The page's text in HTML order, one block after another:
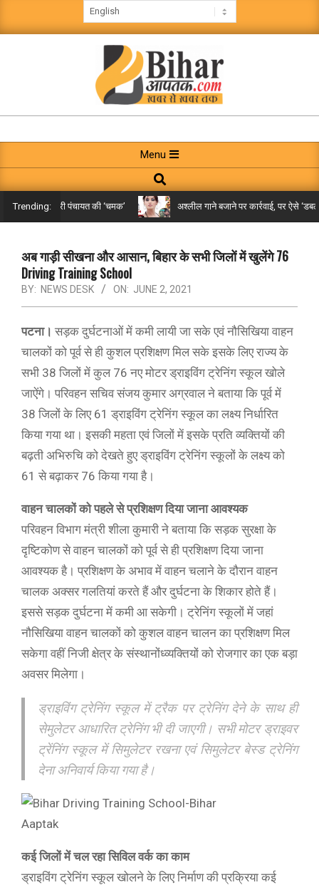
to
BIHAR
AAPTAK
Navigation
Menu
Menu
Search
Trending:
पहुंची गरारी पंचायत की ‘चमक’ अश्लील गाने बजाने पर कार्रवाई, पर ऐसे ‘डबल
अब गाड़ी सीखना और आसान, बिहार के सभी जिलों में खुलेंगे 76
Driving Training School
BY: NEWS DESK ON: JUNE 2, 2021
पटना। सड़क दुर्घटनाओं में कमी लायी जा सके एवं नौसिखिया वाहन
चालकों को पूर्व से ही कुशल प्रशिक्षण मिल सके इसके लिए राज्य के
सभी 38 जिलों में कुल 76 नए मोटर ड्राइविंग ट्रेनिंग स्कूल खोले
जाऐंगे। परिवहन सचिव संजय कुमार अग्रवाल ने बताया कि पूर्व में
38 जिलों के लिए 61 ड्राइविंग ट्रेनिंग स्कूल का लक्ष्य निर्धारित
किया गया था। इसकी महता एवं जिलों में इसके प्रति व्यक्तियों की
बढ़ती अभिरुचि को देखते हुए ड्राइविंग ट्रेनिंग स्कूलों के लक्ष्य को
61 से बढ़ाकर 76 किया गया है।
वाहन चालकों को पहले से प्रशिक्षण दिया जाना आवश्यक
परिवहन विभाग मंत्री शीला कुमारी ने बताया कि सड़क सुरक्षा के
दृष्टिकोण से वाहन चालकों को पूर्व से ही प्रशिक्षण दिया जाना
आवश्यक है। प्रशिक्षण के अभाव में वाहन चलाने के दौरान वाहन
चालक अक्सर गलतियां करते हैं और दुर्घटना के शिकार होते हैं।
इससे सड़क दुर्घटना में कमी आ सकेगी। ट्रेनिंग स्कूलों में जहां
नौसिखिया वाहन चालकों को कुशल वाहन चालन का प्रशिक्षण मिल
सकेगा वहीं निजी क्षेत्र के संस्थानोंध्व्यक्तियों को रोजगार का एक बड़ा
अवसर मिलेगा।
ड्राइविंग ट्रेनिंग स्कूल में ट्रैक पर ट्रेनिंग देने के साथ ही
सेमुलेटर आधारित ट्रेनिंग भी दी जाएगी। सभी मोटर ड्राइवर
ट्रेंनिंग स्कूल में सिमुलेटर रखना एवं सिमुलेटर बेस्ड ट्रेनिंग
देना अनिवार्य किया गया है।
कई जिलों में चल रहा सिविल वर्क का काम
ड्राइविंग ट्रेनिंग स्कूल खोलने के लिए निर्माण की प्रक्रिया कई